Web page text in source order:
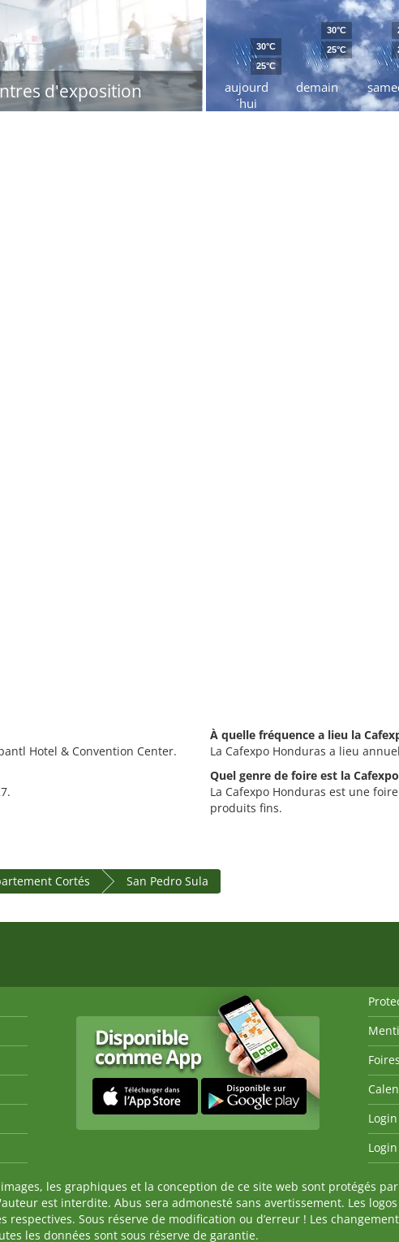
d'exposition
aujourd
´hui
30°C
25°C
demain
30°C
25°C
Hotel & Convention Center.
À quelle fréquence a lieu la
La Cafexpo Honduras a lieu
Quel genre de foire est la
La Cafexpo Honduras est une
produits fins.
Cortés San Pedro Sula
les graphiques et la conception de ce site web sont protégés
est interdite. Abus sera admonesté sans avertissement. Les
respectives. Sous réserve de modification ou d’erreur ! Les
les données sont sous réserve de garantie.